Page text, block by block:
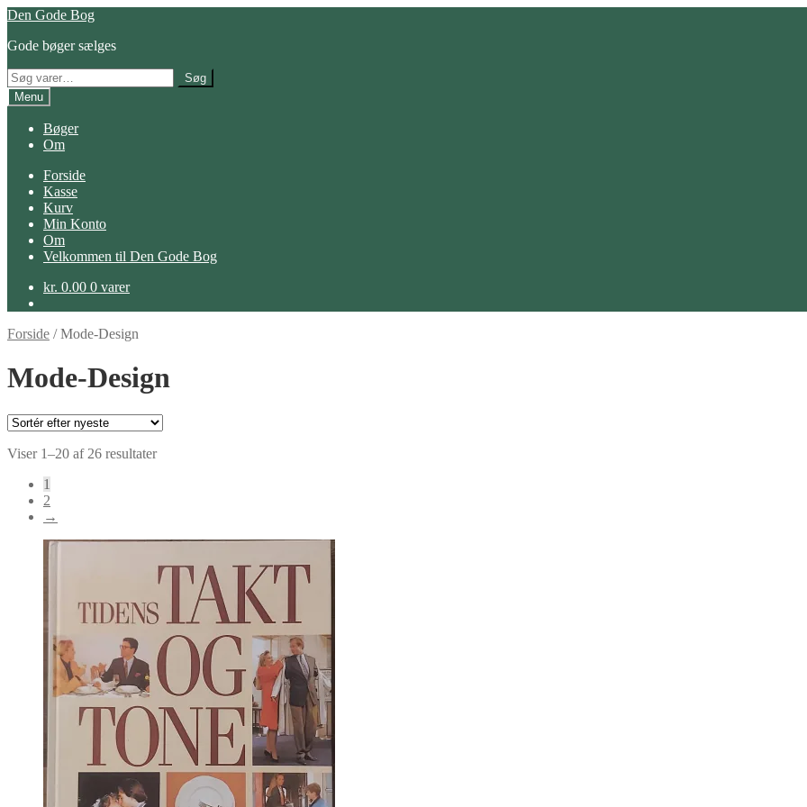
Spring
navigation
Spring
indhold
Den Gode Bog
Gode bøger sælges
Søg
efter:
Søg
Menu
Bøger
Om
Forside
Kasse
Kurv
Min Konto
Om
Velkommen til Den Gode Bog
kr. 0.00 0 varer
Forside /Mode-Design
Mode-Design
Viser 1–20 af 26 resultaterSorteret
1
2
→